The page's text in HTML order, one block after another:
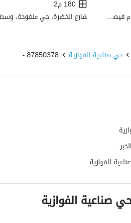
-
3500
نعم
نعم
شارع الاميرة الجوهرة بنت الامام فيصل بن تركي، حي الضباط، وسط الرياض، الرياض
180 م2
حي صناعية الفوازية 87850378 -
صناعية الفوازية